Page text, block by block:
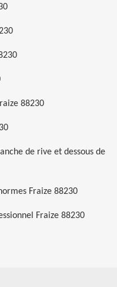
88230
de rive et dessous de
Fraize 88230
Fraize 88230